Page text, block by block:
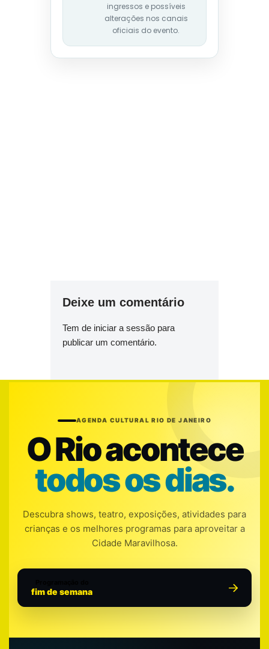
ingressos e possíveis
alterações nos canais
oficiais do evento.
Deixe um comentário
Tem de iniciar a sessão para
publicar um comentário.
AGENDA CULTURAL RIO DE JANEIRO
O Rio acontece
todos os dias.
Descubra shows, teatro, exposições, atividades para
crianças e os melhores programas para aproveitar a
Cidade Maravilhosa.
fim de semana